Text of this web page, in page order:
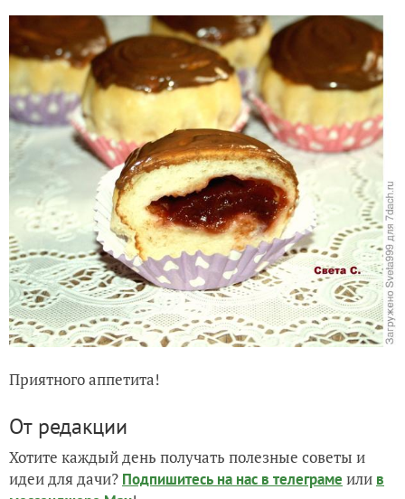
Приятного аппетита!
От редакции
Хотите каждый день получать полезные советы и
идеи для дачи? Подпишитесь на нас в телеграме или в